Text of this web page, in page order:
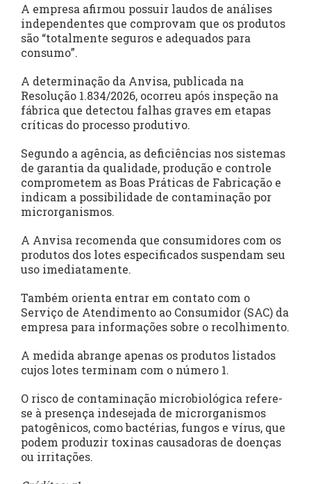
A empresa afirmou possuir laudos de análises
independentes que comprovam que os produtos
são “totalmente seguros e adequados para
consumo”.
A determinação da Anvisa, publicada na
Resolução 1.834/2026, ocorreu após inspeção na
fábrica que detectou falhas graves em etapas
críticas do processo produtivo.
Segundo a agência, as deficiências nos sistemas
de garantia da qualidade, produção e controle
comprometem as Boas Práticas de Fabricação e
indicam a possibilidade de contaminação por
microrganismos.
A Anvisa recomenda que consumidores com os
produtos dos lotes especificados suspendam seu
uso imediatamente.
Também orienta entrar em contato com o
Serviço de Atendimento ao Consumidor (SAC) da
empresa para informações sobre o recolhimento.
A medida abrange apenas os produtos listados
cujos lotes terminam com o número 1.
O risco de contaminação microbiológica refere-
se à presença indesejada de microrganismos
patogênicos, como bactérias, fungos e vírus, que
podem produzir toxinas causadoras de doenças
ou irritações.